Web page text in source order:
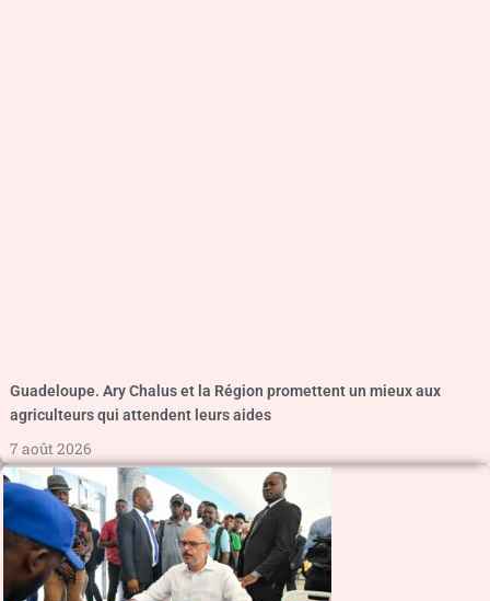
Guadeloupe. Ary Chalus et la Région promettent un mieux aux
agriculteurs qui attendent leurs aides
7 août 2026